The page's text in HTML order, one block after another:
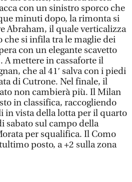
con un sinistro sporco che
minuti dopo, la rimonta si
Abraham, il quale verticalizza
che si infila tra le maglie dei
con un elegante scavetto
mettere in cassaforte il
che al 41′ salva con i piedi
di Cutrone. Nel finale, il
non cambierà più. Il Milan
in classifica, raccogliendo
in vista della lotta per il quarto
sabato sul campo della
per squalifica. Il Como
posto, a +2 sulla zona